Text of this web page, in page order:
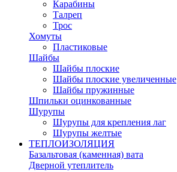
Карабины
Талреп
Трос
Хомуты
Пластиковые
Шайбы
Шайбы плоские
Шайбы плоские увеличенные
Шайбы пружинные
Шпильки оцинкованные
Шурупы
Шурупы для крепления лаг
Шурупы желтые
ТЕПЛОИЗОЛЯЦИЯ
Базальтовая (каменная) вата
Дверной утеплитель